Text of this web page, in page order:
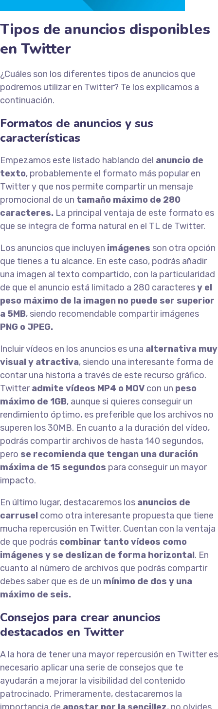
Tipos de anuncios disponibles
en Twitter
¿Cuáles son los diferentes tipos de anuncios que
podremos utilizar en Twitter? Te los explicamos a
continuación.
Formatos de anuncios y sus
características
Empezamos este listado hablando del anuncio de
texto, probablemente el formato más popular en
Twitter y que nos permite compartir un mensaje
promocional de un tamaño máximo de 280
caracteres. La principal ventaja de este formato es
que se integra de forma natural en el TL de Twitter.
Los anuncios que incluyen imágenes son otra opción
que tienes a tu alcance. En este caso, podrás añadir
una imagen al texto compartido, con la particularidad
de que el anuncio está limitado a 280 caracteresy el
peso máximo de la imagen no puede ser superior
a 5MB, siendo recomendable compartir imágenes
PNG o JPEG.
Incluir vídeos en los anuncios es una alternativa muy
visual y atractiva, siendo una interesante forma de
contar una historia a través de este recurso gráfico.
Twitteradmite vídeos MP4 o MOV con un peso
máximo de 1GB, aunque si quieres conseguir un
rendimiento óptimo, es preferible que los archivos no
superen los 30MB. En cuanto a la duración del vídeo,
podrás compartir archivos de hasta 140 segundos,
pero se recomienda que tengan una duración
máxima de 15 segundos para conseguir un mayor
impacto.
En último lugar, destacaremos los anuncios de
carrusel como otra interesante propuesta que tiene
mucha repercusión en Twitter. Cuentan con la ventaja
de que podrás combinar tanto vídeos como
imágenes y se deslizan de forma horizontal. En
cuanto al número de archivos que podrás compartir
debes saber que es de un mínimo de dos y una
máximo de seis.
Consejos para crear anuncios
destacados en Twitter
A la hora de tener una mayor repercusión en Twitter es
necesario aplicar una serie de consejos que te
ayudarán a mejorar la visibilidad del contenido
patrocinado. Primeramente, destacaremos la